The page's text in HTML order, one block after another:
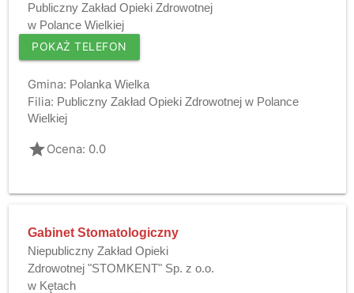
Publiczny Zakład Opieki Zdrowotnej
w Polance Wielkiej
POKAŻ TELEFON
Gmina: Polanka Wielka
Filia: Publiczny Zakład Opieki Zdrowotnej w Polance
Wielkiej
gradeOcena: 0.0
Gabinet Stomatologiczny
Niepubliczny Zakład Opieki
Zdrowotnej "STOMKENT" Sp. z o.o.
w Kętach